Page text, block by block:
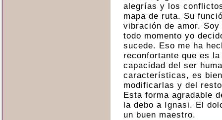
alegrías y los
mapa de ruta. Su
vibración de amor.
todo momento yo
sucede. Eso me ha
reconfortante que es
capacidad del ser
características, es
modificarlas y del
Esta forma agradable
la debo a Ignasi. El
un buen maestro.